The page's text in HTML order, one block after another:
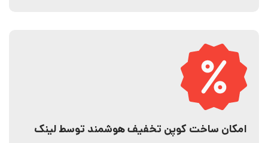
امکان ساخت کوپن تخفیف هوشمند توسط لینک